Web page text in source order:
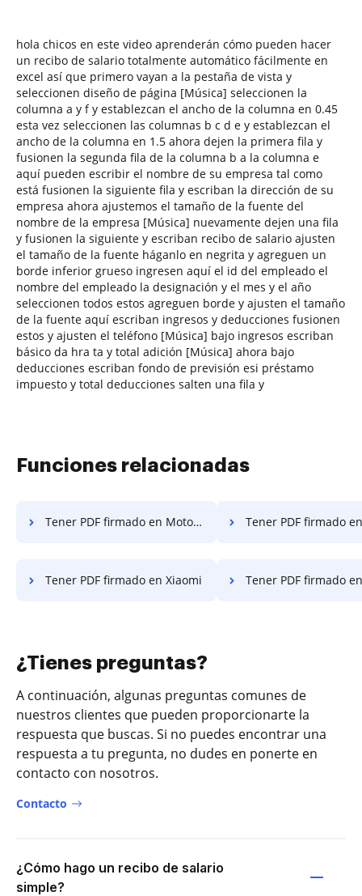
hola chicos en este video aprenderán cómo pueden hacer
un recibo de salario totalmente automático fácilmente en
excel así que primero vayan a la pestaña de vista y
seleccionen diseño de página [Música] seleccionen la
columna a y f y establezcan el ancho de la columna en 0.45
esta vez seleccionen las columnas b c d e y establezcan el
ancho de la columna en 1.5 ahora dejen la primera fila y
fusionen la segunda fila de la columna b a la columna e
aquí pueden escribir el nombre de su empresa tal como
está fusionen la siguiente fila y escriban la dirección de su
empresa ahora ajustemos el tamaño de la fuente del
nombre de la empresa [Música] nuevamente dejen una fila
y fusionen la siguiente y escriban recibo de salario ajusten
el tamaño de la fuente háganlo en negrita y agreguen un
borde inferior grueso ingresen aquí el id del empleado el
nombre del empleado la designación y el mes y el año
seleccionen todos estos agreguen borde y ajusten el tamaño
de la fuente aquí escriban ingresos y deducciones fusionen
estos y ajusten el teléfono [Música] bajo ingresos escriban
básico da hra ta y total adición [Música] ahora bajo
deducciones escriban fondo de previsión esi préstamo
impuesto y total deducciones salten una fila y
Funciones relacionadas
Tener PDF firmado en Motorola Tener PDF firmado en
Tener PDF firmado en Xiaomi Tener PDF firmado
¿Tienes preguntas?
A continuación, algunas preguntas comunes de
nuestros clientes que pueden proporcionarte la
respuesta que buscas. Si no puedes encontrar una
respuesta a tu pregunta, no dudes en ponerte en
contacto con nosotros.
Contacto
¿Cómo hago un recibo de salario
simple?